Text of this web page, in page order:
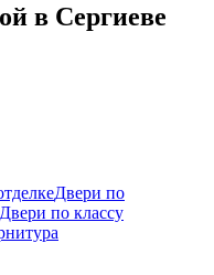
в Сергиеве
Двери по
Двери по классу